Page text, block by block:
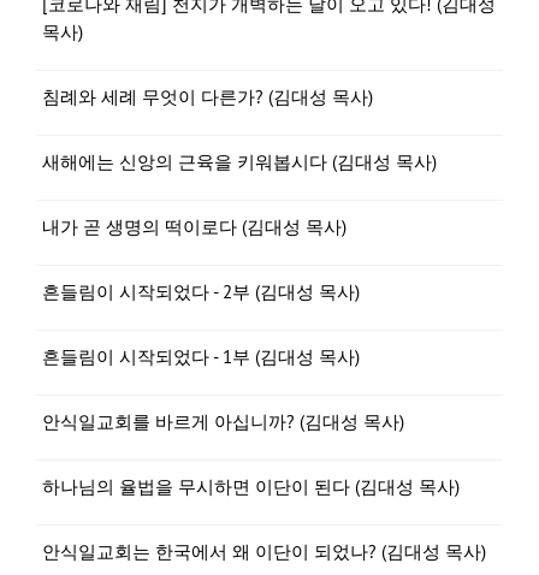
목사)
침례와 세례 무엇이 다른가? (김대성 목사)
새해에는 신앙의 근육을 키워봅시다 (김대성 목사)
내가 곧 생명의 떡이로다 (김대성 목사)
흔들림이 시작되었다 - 2부 (김대성 목사)
흔들림이 시작되었다 - 1부 (김대성 목사)
안식일교회를 바르게 아십니까? (김대성 목사)
하나님의 율법을 무시하면 이단이 된다 (김대성 목사)
안식일교회는 한국에서 왜 이단이 되었나? (김대성 목사)